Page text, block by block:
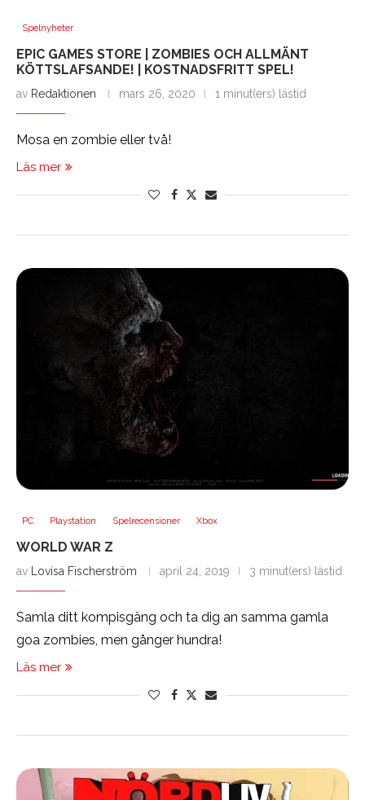
Spelnyheter
EPIC GAMES STORE | ZOMBIES OCH ALLMÄNT
KÖTTSLAFSANDE! | KOSTNADSFRITT SPEL!
av Redaktionen mars 26, 2020 1 minut(ers) lästid
Mosa en zombie eller två!
Läs mer
PC Playstation Spelrecensioner Xbox
WORLD WAR Z
av Lovisa Fischerström april 24, 2019 3 minut(ers) lästid
Samla ditt kompisgäng och ta dig an samma gamla
goa zombies, men gånger hundra!
Läs mer